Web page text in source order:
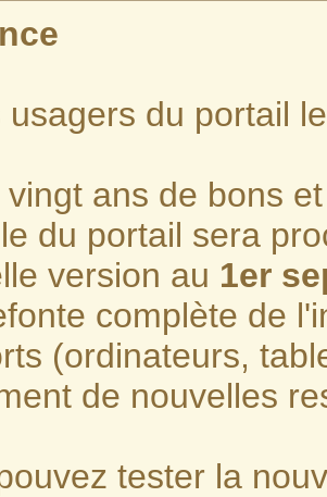
usagers du portail
ans de bons
du portail sera
version au 1er
complète de
(ordinateurs,
de nouvelles
tester la